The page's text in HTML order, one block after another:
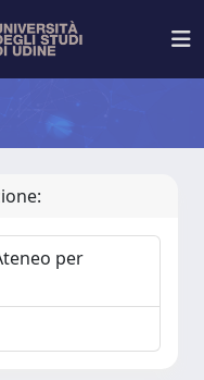
per